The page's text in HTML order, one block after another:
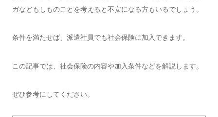
ガなどもしものことを考えると不安になる方もいるでしょう。
条件を満たせば、派遣社員でも社会保険に加入できます。
この記事では、社会保険の内容や加入条件などを解説します。
ぜひ参考にしてください。